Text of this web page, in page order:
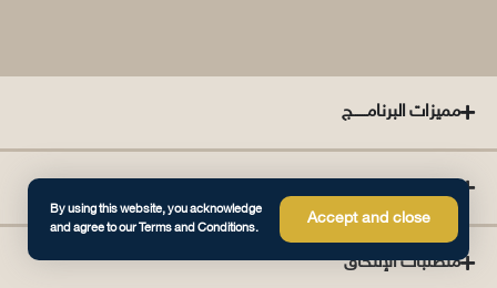
مميزات البرنامــــــج
متطلبات الإلتحاق
By using this website, you acknowledge
and agree to our Terms and Conditions.
Accept and close